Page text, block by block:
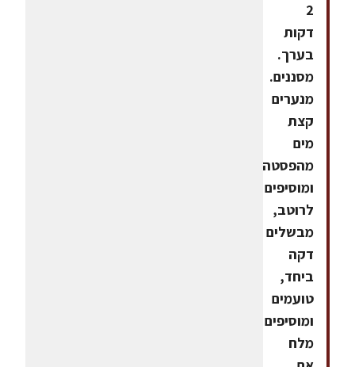
2
דקות
בערך.
מסננים.
מנערים
קצת
מים
מהפסטה
ומוסיפים
לרוטב,
מבשלים
דקה
ביחד,
טועמים
ומוסיפים
מלח